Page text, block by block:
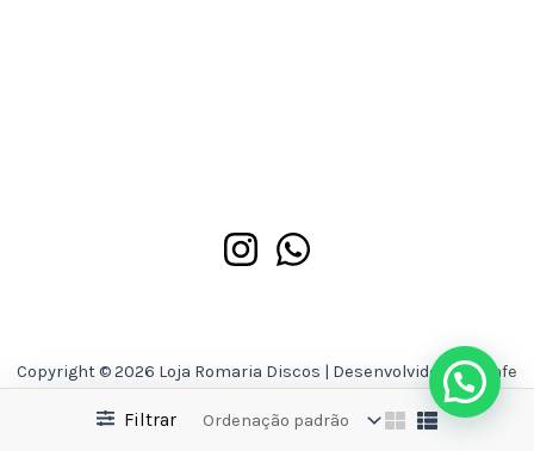
Filtrar
Copyright © 2026 Loja Romaria Discos | Desenvolvido porAsafe